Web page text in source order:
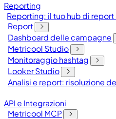
Reporting
Reporting: il tuo hub di report
Report
Dashboard delle campagne
Metricool Studio
Monitoraggio hashtag
Looker Studio
Analisi e report: risoluzione
API e Integrazioni
Metricool MCP